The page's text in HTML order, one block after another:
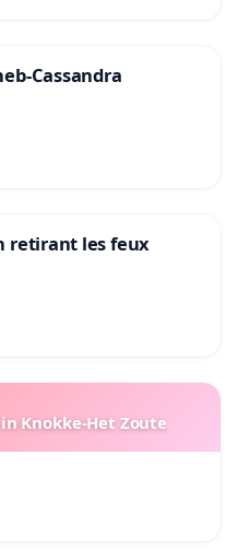
Cassandra
retirant les feux
Knokke-Het Zoute